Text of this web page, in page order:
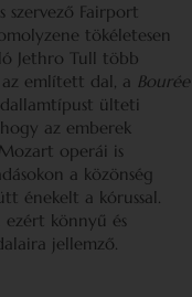
szervező Fairport
tökéletesen
Jethro Tull több
az említett dal, a Bourée
ülteti
az emberek
operái is
a közönség
énekelt a kórussal.
ezért könnyű és
jellemző.